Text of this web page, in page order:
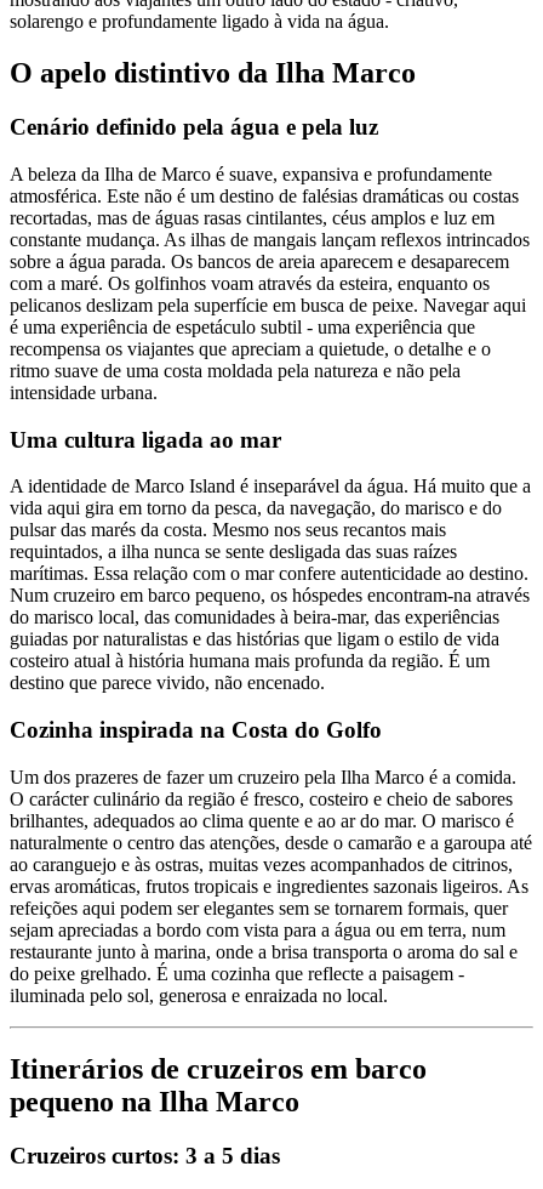
solarengo e profundamente ligado à vida na água.
O apelo distintivo da Ilha Marco
Cenário definido pela água e pela luz
A beleza da Ilha de Marco é suave, expansiva e profundamente
atmosférica. Este não é um destino de falésias dramáticas ou costas
recortadas, mas de águas rasas cintilantes, céus amplos e luz em
constante mudança. As ilhas de mangais lançam reflexos intrincados
sobre a água parada. Os bancos de areia aparecem e desaparecem
com a maré. Os golfinhos voam através da esteira, enquanto os
pelicanos deslizam pela superfície em busca de peixe. Navegar aqui
é uma experiência de espetáculo subtil - uma experiência que
recompensa os viajantes que apreciam a quietude, o detalhe e o
ritmo suave de uma costa moldada pela natureza e não pela
intensidade urbana.
Uma cultura ligada ao mar
A identidade de Marco Island é inseparável da água. Há muito que a
vida aqui gira em torno da pesca, da navegação, do marisco e do
pulsar das marés da costa. Mesmo nos seus recantos mais
requintados, a ilha nunca se sente desligada das suas raízes
marítimas. Essa relação com o mar confere autenticidade ao destino.
Num cruzeiro em barco pequeno, os hóspedes encontram-na através
do marisco local, das comunidades à beira-mar, das experiências
guiadas por naturalistas e das histórias que ligam o estilo de vida
costeiro atual à história humana mais profunda da região. É um
destino que parece vivido, não encenado.
Cozinha inspirada na Costa do Golfo
Um dos prazeres de fazer um cruzeiro pela Ilha Marco é a comida.
O carácter culinário da região é fresco, costeiro e cheio de sabores
brilhantes, adequados ao clima quente e ao ar do mar. O marisco é
naturalmente o centro das atenções, desde o camarão e a garoupa até
ao caranguejo e às ostras, muitas vezes acompanhados de citrinos,
ervas aromáticas, frutos tropicais e ingredientes sazonais ligeiros. As
refeições aqui podem ser elegantes sem se tornarem formais, quer
sejam apreciadas a bordo com vista para a água ou em terra, num
restaurante junto à marina, onde a brisa transporta o aroma do sal e
do peixe grelhado. É uma cozinha que reflecte a paisagem -
iluminada pelo sol, generosa e enraizada no local.
Itinerários de cruzeiros em barco
pequeno na Ilha Marco
Cruzeiros curtos: 3 a 5 dias